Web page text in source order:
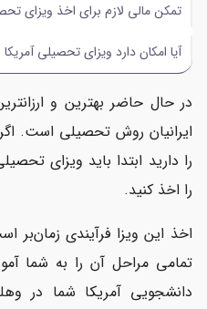
تمکن مالی لازم برای اخذ ویزای
آیا امکان دارد ویزای تحصیلی
در حال حاضر بهترین و
را اخذ کنید.
اخذ این ویزا فرآیندی
تمامی مراحل آن را به شما
دانشجویی آمریکا شما در